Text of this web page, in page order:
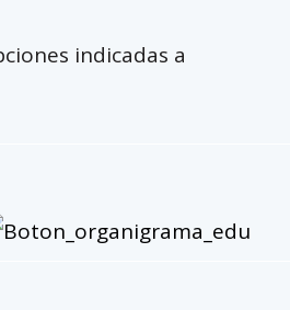
indicadas a